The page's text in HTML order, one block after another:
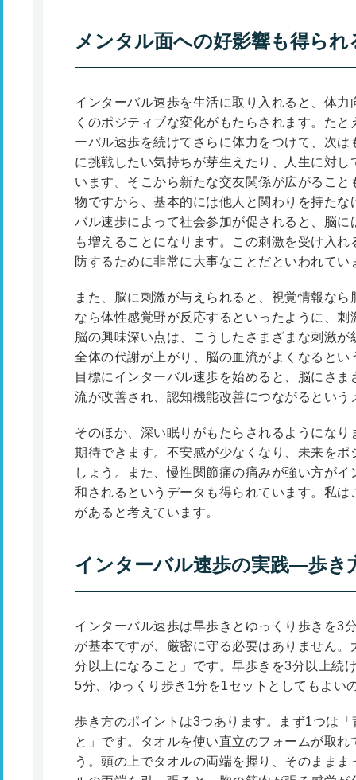
メンタル面への好影響も得られ
インターバル速歩を生活に取り入れると、体
くのポジティブな変化がもたらされます。た
ーバル速歩を続けてさらに体力をつけて、次
に挑戦したい気持ちが芽生えたり、人生に対
います。そこから新たな交友関係が広がるこ
物ですから、基本的には他人と関わりを持た
バル速歩によって社会参加が促されると、脳
も増えることになります。この刺激を受け入
防するために非常に大事なことだといわれてい
また、脳に刺激が与えられると、視覚情報な
なら体性感覚野が反応するといったように、
脳の興味深い点は、こうしたさまざまな刺激
全体の代謝が上がり、脳の血流がよくなると
目標にインターバル速歩を始めると、脳にさ
流が改善され、認知機能改善につながるとい
そのほか、深い眠りがもたらされるようにな
期待できます。不安感が少なくなり、未来を
しょう。また、慢性関節痛の痛みが強い方が
和されるというデータも得られています。私
があると考えています。
インターバル速歩の実践―歩き
インターバル速歩は早歩きとゆっくり歩きを3
が基本ですが、厳密に守る必要はありません
分以上になること」です。早歩きを3分以上続
5分、ゆっくり歩き1分を1セットとしてもよい
歩き方のポイントは3つあります。まず1つは
と」です。タオルを使い直立のフォームが取
う。頭の上でタオルの両端を握り、そのまま